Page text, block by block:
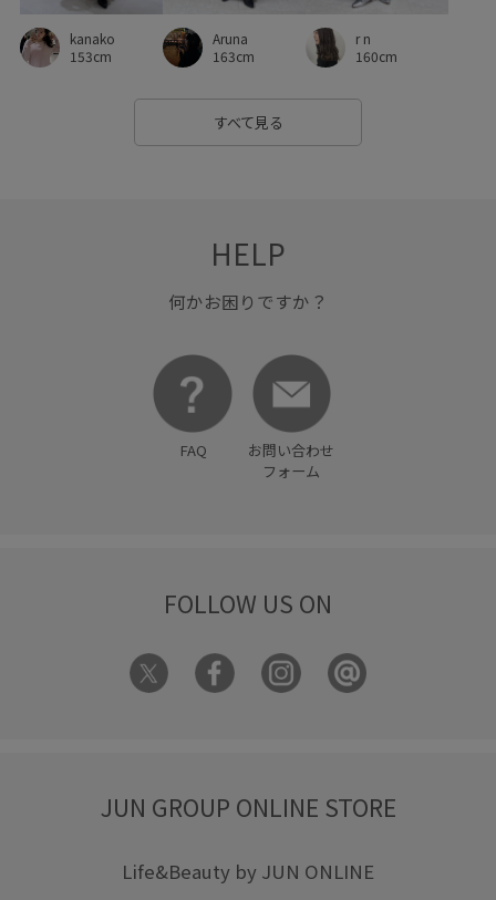
ベルト ベーシック マーメイドスカート
リラックス感 ワイドパンツ ワードローブに加えたい
伸縮性 入園式 卒園式入学式
取り外し可能 取り外し可能なショルダー
kanako
153cm
Aruna
163cm
r n
160cm
すべて見る
HELP
何かお困りですか？
FAQ
お問い合わせ
フォーム
FOLLOW US ON
JUN GROUP ONLINE STORE
Life&Beauty by JUN ONLINE